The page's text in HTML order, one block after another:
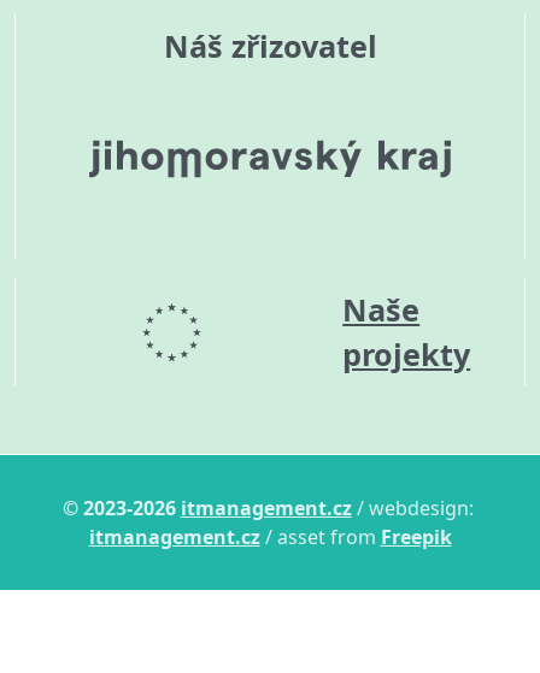
Náš zřizovatel
Naše
projekty
© 2023-2026 itmanagement.cz / webdesign:
itmanagement.cz / asset from Freepik